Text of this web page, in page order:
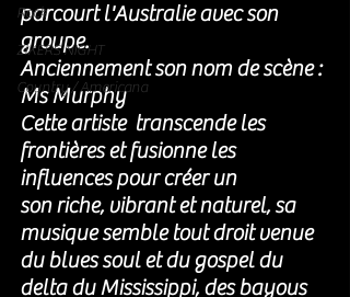
Rock
ZIKERS NIGHT
Country / Americana
parcourt l'Australie avec son
groupe.
Anciennement son nom de scène :
Ms Murphy
Cette artiste  transcende les
frontières et fusionne les
influences pour créer un
son riche, vibrant et naturel, sa
musique semble tout droit venue
du blues soul et du gospel du
delta du Mississippi, des bayous